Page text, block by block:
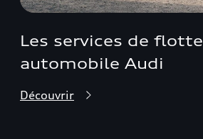
Les services de flotte
automobile Audi
Découvrir